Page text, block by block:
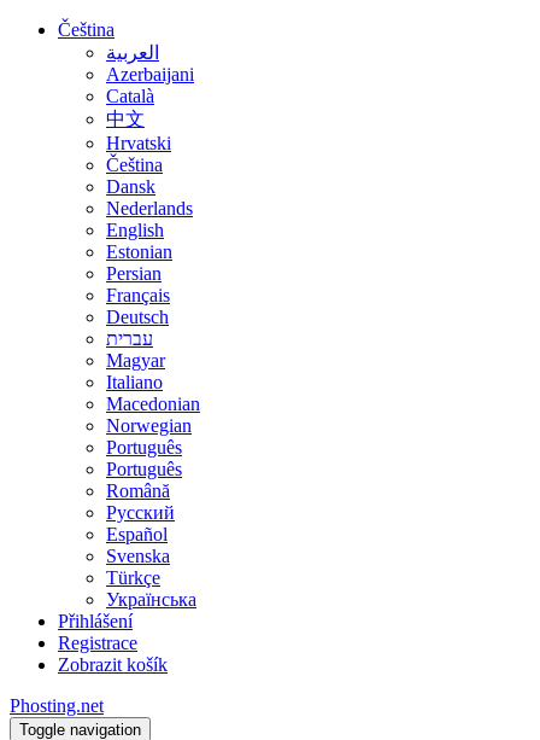
Čeština
العربية
Azerbaijani
Català
中文
Hrvatski
Čeština
Dansk
Nederlands
English
Estonian
Persian
Français
Deutsch
עברית
Magyar
Italiano
Macedonian
Norwegian
Português
Português
Română
Русский
Español
Svenska
Türkçe
Українська
Přihlášení
Registrace
Zobrazit košík
Phosting.net
Toggle navigation